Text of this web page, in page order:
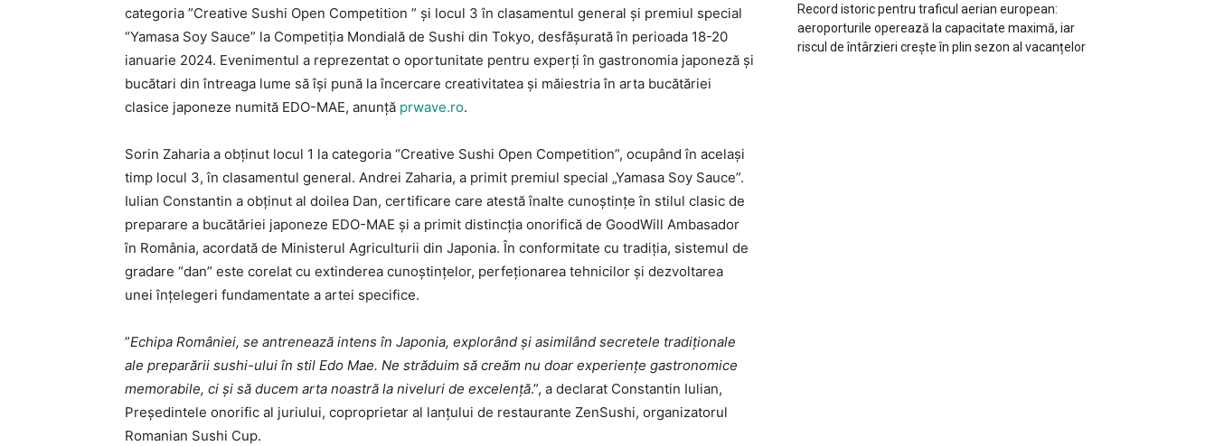
categoria ”Creative Sushi Open Competition ” și locul 3 în clasamentul general și premiul special
“Yamasa Soy Sauce” la Competiția Mondială de Sushi din Tokyo, desfășurată în perioada 18-20
ianuarie 2024. Evenimentul a reprezentat o oportunitate pentru experți în gastronomia japoneză și
bucătari din întreaga lume să își pună la încercare creativitatea și măiestria în arta bucătăriei
clasice japoneze numită EDO-MAE, anunță prwave.ro.
Sorin Zaharia a obținut locul 1 la categoria “Creative Sushi Open Competition”, ocupând în același
timp locul 3, în clasamentul general. Andrei Zaharia, a primit premiul special „Yamasa Soy Sauce”.
Iulian Constantin a obținut al doilea Dan, certificare care atestă înalte cunoștințe în stilul clasic de
preparare a bucătăriei japoneze EDO-MAE și a primit distincția onorifică de GoodWill Ambasador
în România, acordată de Ministerul Agriculturii din Japonia. În conformitate cu tradiția, sistemul de
gradare “dan” este corelat cu extinderea cunoștințelor, perfeționarea tehnicilor și dezvoltarea
unei înțelegeri fundamentate a artei specifice.
”Echipa României, se antrenează intens în Japonia, explorând și asimilând secretele tradiționale
ale preparării sushi-ului în stil Edo Mae. Ne străduim să creăm nu doar experiențe gastronomice
memorabile, ci și să ducem arta noastră la niveluri de excelență.”, a declarat Constantin Iulian,
Președintele onorific al juriului, coproprietar al lanțului de restaurante ZenSushi, organizatorul
Romanian Sushi Cup.
Record istoric pentru traficul aerian european:
aeroporturile operează la capacitate maximă, iar
riscul de întârzieri crește în plin sezon al vacanțelor